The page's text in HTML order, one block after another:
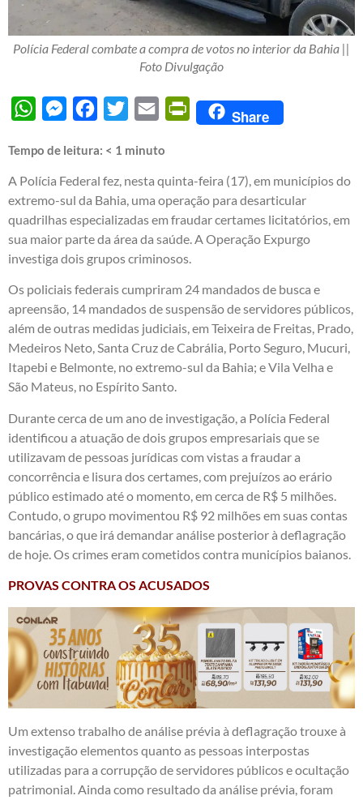
Polícia Federal combate a compra de votos no interior da Bahia ||
Foto Divulgação
WhatsAppMessengerFacebook
Twitter Email PrintFriendly
Share
Tempo de leitura: < 1 minuto
A Polícia Federal fez, nesta quinta-feira (17), em municípios do
extremo-sul da Bahia, uma operação para desarticular
quadrilhas especializadas em fraudar certames licitatórios, em
sua maior parte da área da saúde. A Operação Expurgo
investiga dois grupos criminosos.
Os policiais federais cumpriram 24 mandados de busca e
apreensão, 14 mandados de suspensão de servidores públicos,
além de outras medidas judiciais, em Teixeira de Freitas, Prado,
Medeiros Neto, Santa Cruz de Cabrália, Porto Seguro, Mucuri,
Itapebi e Belmonte, no extremo-sul da Bahia; e Vila Velha e
São Mateus, no Espírito Santo.
Durante cerca de um ano de investigação, a Polícia Federal
identificou a atuação de dois grupos empresariais que se
utilizavam de pessoas jurídicas com vistas a fraudar a
concorrência e lisura dos certames, com prejuízos ao erário
público estimado até o momento, em cerca de R$ 5 milhões.
Contudo, o grupo movimentou R$ 92 milhões em suas contas
bancárias, o que irá demandar análise posterior à deflagração
de hoje. Os crimes eram cometidos contra municípios baianos.
PROVAS CONTRA OS ACUSADOS
Um extenso trabalho de análise prévia à deflagração trouxe à
investigação elementos quanto as pessoas interpostas
utilizadas para a corrupção de servidores públicos e ocultação
patrimonial. Ainda como resultado da análise prévia, foram